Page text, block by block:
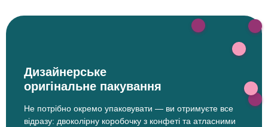
Дизайнерське
оригінальне пакування
Не потрібно окремо упаковувати — ви отримуєте все
відразу: двоколірну коробочку з конфеті та атласними